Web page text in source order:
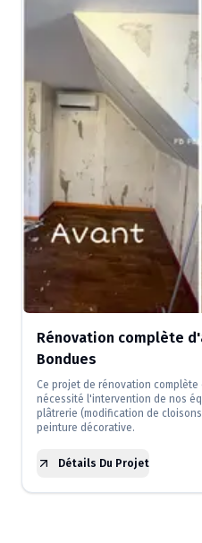
Rénovation complète
Bondues
Ce projet de rénovation
nécessité l'intervention de nos
plâtrerie (modification de
peinture décorative.
Détails Du Projet